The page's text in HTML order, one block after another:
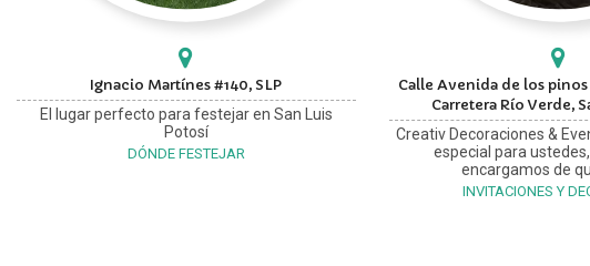
Ignacio Martínes #140, SLP
El lugar perfecto para festejar en San Luis
Potosí
DÓNDE FESTEJAR
Calle Avenida de los
Carretera Río Verde,
Creativ Decoraciones &
especial para
encargamos de
INVITACIONES Y